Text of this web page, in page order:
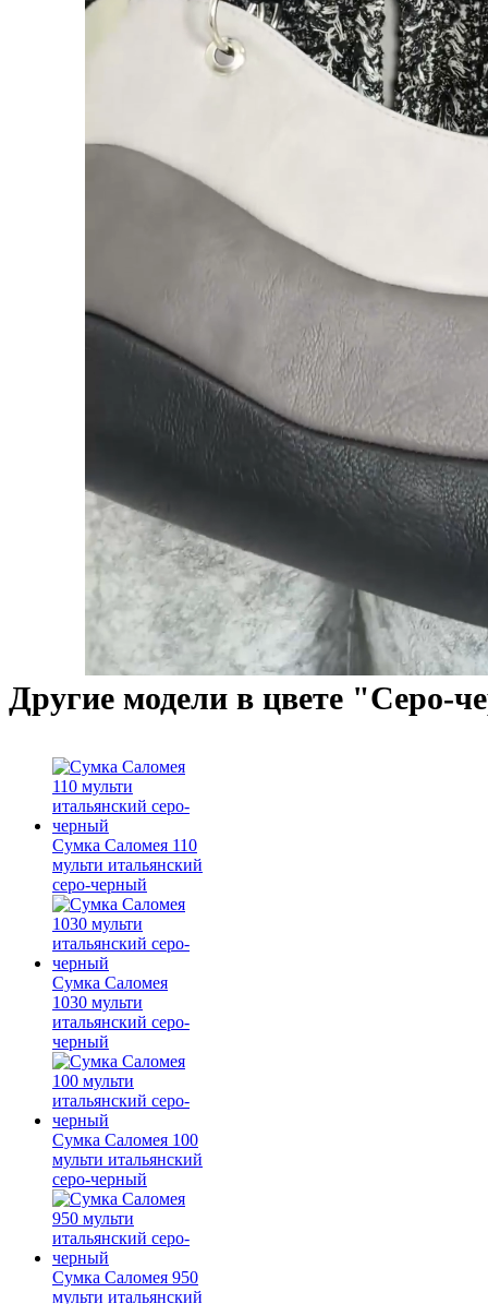
Другие модели в цвете "Серо-
Сумка Саломея 110
мульти итальянский
серо-черный
Сумка Саломея
1030 мульти
итальянский серо-
черный
Сумка Саломея 100
мульти итальянский
серо-черный
Сумка Саломея 950
мульти итальянский